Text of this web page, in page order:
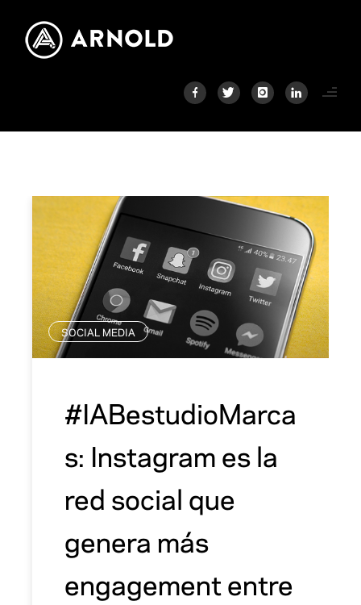
SOCIAL MEDIA
#IABestudioMarca
s: Instagram es la
red social que
genera más
engagement entre